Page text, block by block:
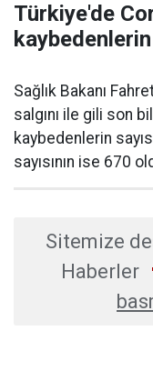
Türkiye'de
Sağlık Bakanı
salgını ile gili son
kaybedenlerin
sayısının ise 670
Sitemize
Haberler